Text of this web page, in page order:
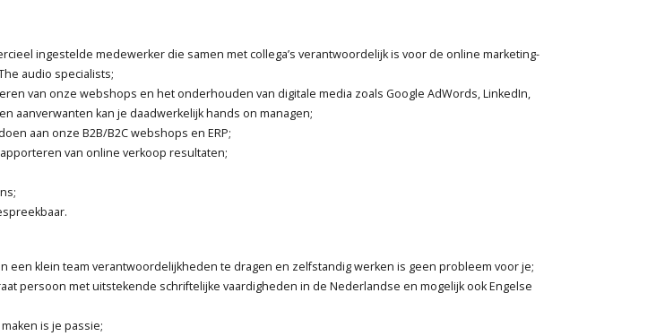
ingestelde medewerker die samen met collega’s verantwoordelijk is voor de online marketing-
audio specialists;
van onze webshops en het onderhouden van digitale media zoals Google AdWords, LinkedIn,
aanverwanten kan je daadwerkelijk hands on managen;
aan onze B2B/B2C webshops en ERP;
van online verkoop resultaten;
een klein team verantwoordelijkheden te dragen en zelfstandig werken is geen probleem voor je;
persoon met uitstekende schriftelijke vaardigheden in de Nederlandse en mogelijk ook Engelse
is je passie;